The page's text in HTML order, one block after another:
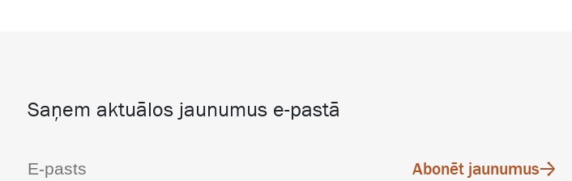
Saņem aktuālos jaunumus e-pastā
Abonēt jaunumus